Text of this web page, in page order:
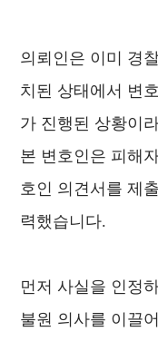
의뢰인은 이미 경
치된 상태에서 변
가 진행된 상황이
본 변호인은 피해
호인 의견서를 제
력했습니다.
먼저 사실을 인정
불원 의사를 이끌